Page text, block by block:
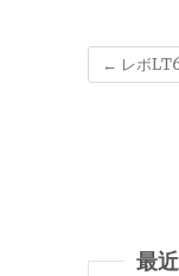
← レボ
最